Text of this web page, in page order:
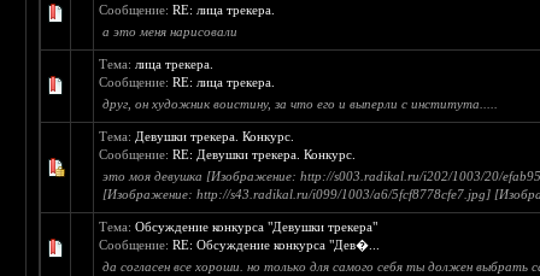
Сообщение:RE: лица трекера.
а это меня нарисовали
Тема: лица трекера.
Сообщение:RE: лица трекера.
друг, он художник воистину, за что его и выперли с института.....
Тема: Девушки трекера. Конкурс.
Сообщение:RE: Девушки трекера. Конкурс.
это моя девушка [Изображение: http://s003.radikal.ru/i202/1003/20/
[Изображение: http://s43.radikal.ru/i099/1003/a6/5fcf8778cfe7.jpg]
Тема:Обсуждение конкурса "Девушки трекера"
Сообщение:RE: Обсуждение конкурса "Дев�...
да согласен все хороши. но только для самого себя ты должен выбрать